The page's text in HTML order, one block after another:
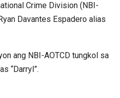
Crime Division (NBI-
Davantes Espadero alias
ang NBI-AOTCD tungkol sa
“Darryl”.